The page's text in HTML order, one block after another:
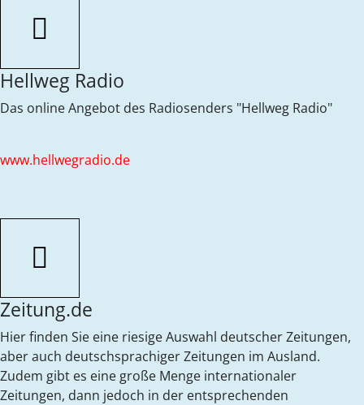
Hellweg Radio
Das online Angebot des Radiosenders "Hellweg Radio"
www.hellwegradio.de
Zeitung.de
Hier finden Sie eine riesige Auswahl deutscher Zeitungen,
aber auch deutschsprachiger Zeitungen im Ausland.
Zudem gibt es eine große Menge internationaler
Zeitungen, dann jedoch in der entsprechenden